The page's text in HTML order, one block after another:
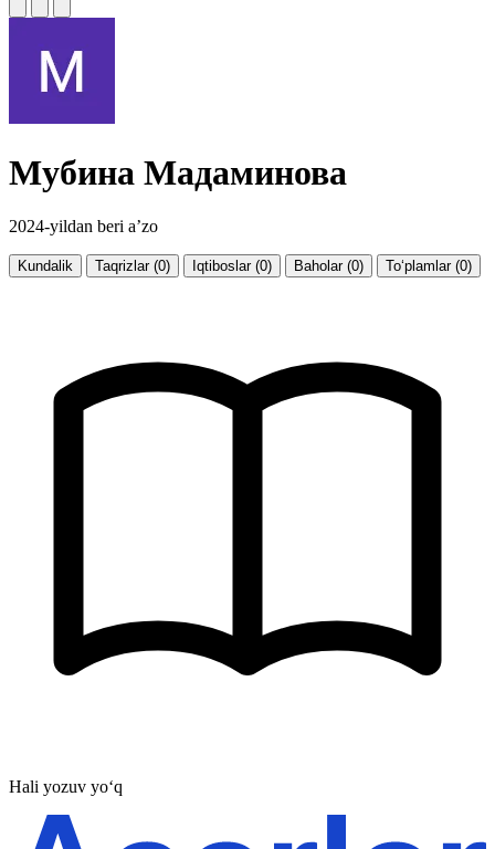
Мубина Мадаминова
2024-yildan beri a’zo
Kundalik Taqrizlar (0) Iqtiboslar (0) Baholar (0) To‘plamlar (0)
Hali yozuv yo‘q